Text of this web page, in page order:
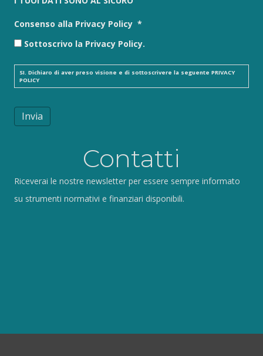
Contatti
Riceverai le nostre newsletter per essere sempre informato
su strumenti normativi e finanziari disponibili.
Consenso alla Privacy Policy *
Sottoscrivo la Privacy Policy.
SI. Dichiaro di aver preso visione e di sottoscrivere la seguente PRIVACY
POLICY
Invia